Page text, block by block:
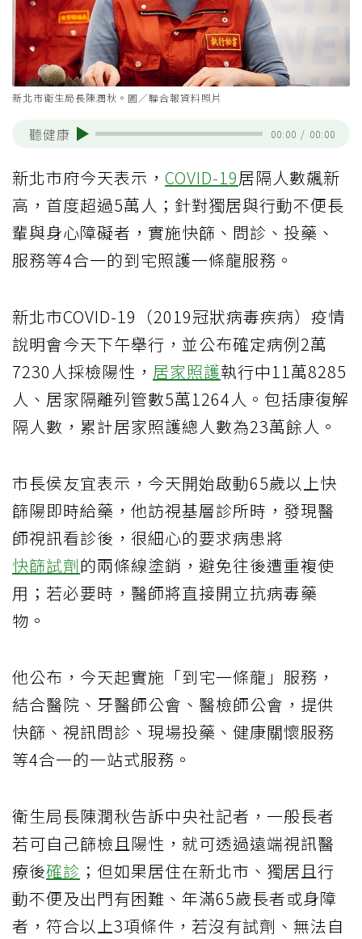
新北市衛生局長陳潤秋。圖／聯合報資料照片
聽健康 00:00 / 00:00
新北市府今天表示， COVID-19居隔人數飆新
高，首度超過5萬人；針對獨居與行動不便長
輩與身心障礙者，實施快篩、問診、投藥、
服務等4合一的到宅照護一條龍服務。
新北市COVID-19（2019冠狀病毒疾病）疫情
說明會今天下午舉行，並公布確定病例2萬
7230人採檢陽性， 居家照護執行中11萬8285
人、居家隔離列管數5萬1264人。包括康復解
隔人數，累計居家照護總人數為23萬餘人。
市長侯友宜表示，今天開始啟動65歲以上快
篩陽即時給藥，他訪視基層診所時，發現醫
師視訊看診後，很細心的要求病患將
快篩試劑的兩條線塗銷，避免往後遭重複使
用；若必要時，醫師將直接開立抗病毒藥
物。
他公布，今天起實施「到宅一條龍」服務，
結合醫院、牙醫師公會、醫檢師公會，提供
快篩、視訊問診、現場投藥、健康關懷服務
等4合一的一站式服務。
衛生局長陳潤秋告訴中央社記者，一般長者
若可自己篩檢且陽性，就可透過遠端視訊醫
療後確診 ；但如果居住在新北市、獨居且行
動不便及出門有困難、年滿65歲長者或身障
者，符合以上3項條件，若沒有試劑、無法自